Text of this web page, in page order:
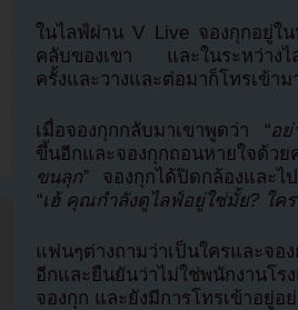
ในไลฟ์ผ่าน V Live จองกุกอยู่ใน
คลับของเขา และในระหว่างไ
ครั้งและวางและต่อมาก็โทรเข้า
เมื่อจองกุกกลับมาเขาพูดว่า “อย่
ขึ้นอีกและจองกุกถอนหายใจด้วย
ขนลุก” จองกุกได้ปิดกล้องและไ
“เฮ้ คุณกำลังดูไลฟ์อยู่ใช่มั้ย? ใคร
แฟนๆต่างถามว่าเป็นใครและจอ
อีกและยืนยันว่าไม่ใช่พนักงานโ
จองกุก และยังมีการโทรเข้าอยู่